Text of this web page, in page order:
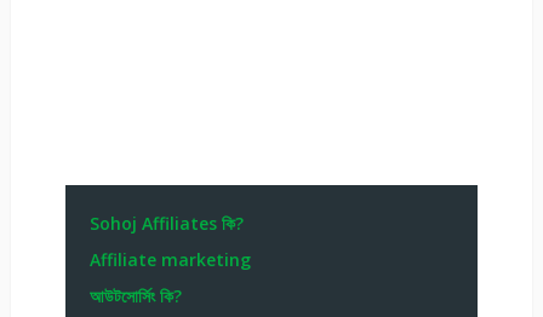
Sohoj Affiliates কি?
Affiliate marketing
আউটসোর্সিং কি?